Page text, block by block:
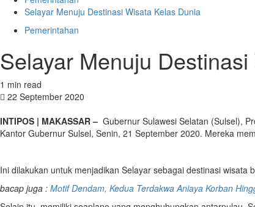
Selayar Menuju Destinasi Wisata Kelas Dunia
Pemerintahan
Selayar Menuju
1 min read
22 September 2020
INTIPOS | MAKASSAR – Gubernur Sulawesi Selatan (Sulsel),
Kantor Gubernur Sulsel, Senin, 21 September 2020. Mereka
Ini dilakukan untuk menjadikan Selayar sebagai destinasi
bacap juga : Motif Dendam, Kedua Terdakwa Aniaya Korban